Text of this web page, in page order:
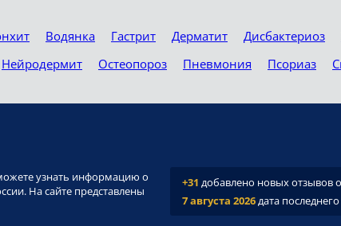
Водянка Гастрит Дерматит Дисбактериоз
Нейродермит Остеопороз Пневмония Псориаз
узнать информацию о
На сайте представлены
+31 добавлено новых отзывов
7 августа 2026дата